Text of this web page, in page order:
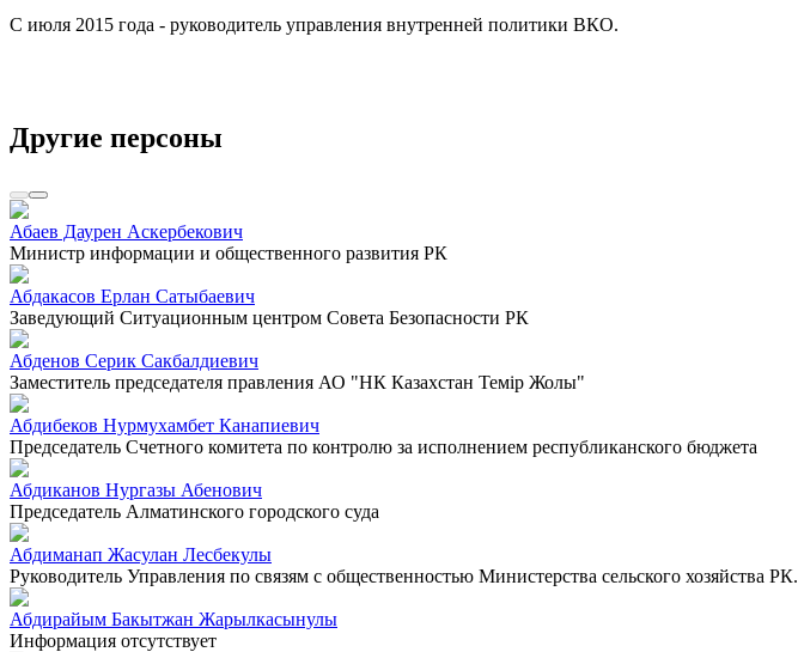
С июля 2015 года - руководитель управления внутренней политики ВКО.
Другие персоны
Абаев Даурен Аскербекович
Министр информации и общественного развития РК
Абдакасов Ерлан Сатыбаевич
Заведующий Ситуационным центром Совета Безопасности РК
Абденов Серик Сакбалдиевич
Заместитель председателя правления АО "НК Казахстан Темiр Жолы"
Абдибеков Нурмухамбет Канапиевич
Председатель Счетного комитета по контролю за исполнением республиканского бюджета
Абдиканов Нургазы Абенович
Председатель Алматинского городского суда
Абдиманап Жасулан Лесбекулы
Руководитель Управления по связям с общественностью Министерства сельского хозяйства РК.
Абдирайым Бакытжан Жарылкасынулы
Информация отсутствует